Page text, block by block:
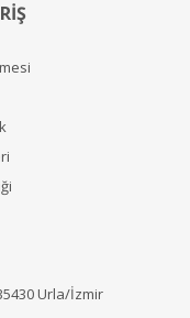
Urla/İzmir